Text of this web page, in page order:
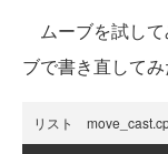
ムーブを試して
ブで書き直してみ
リスト